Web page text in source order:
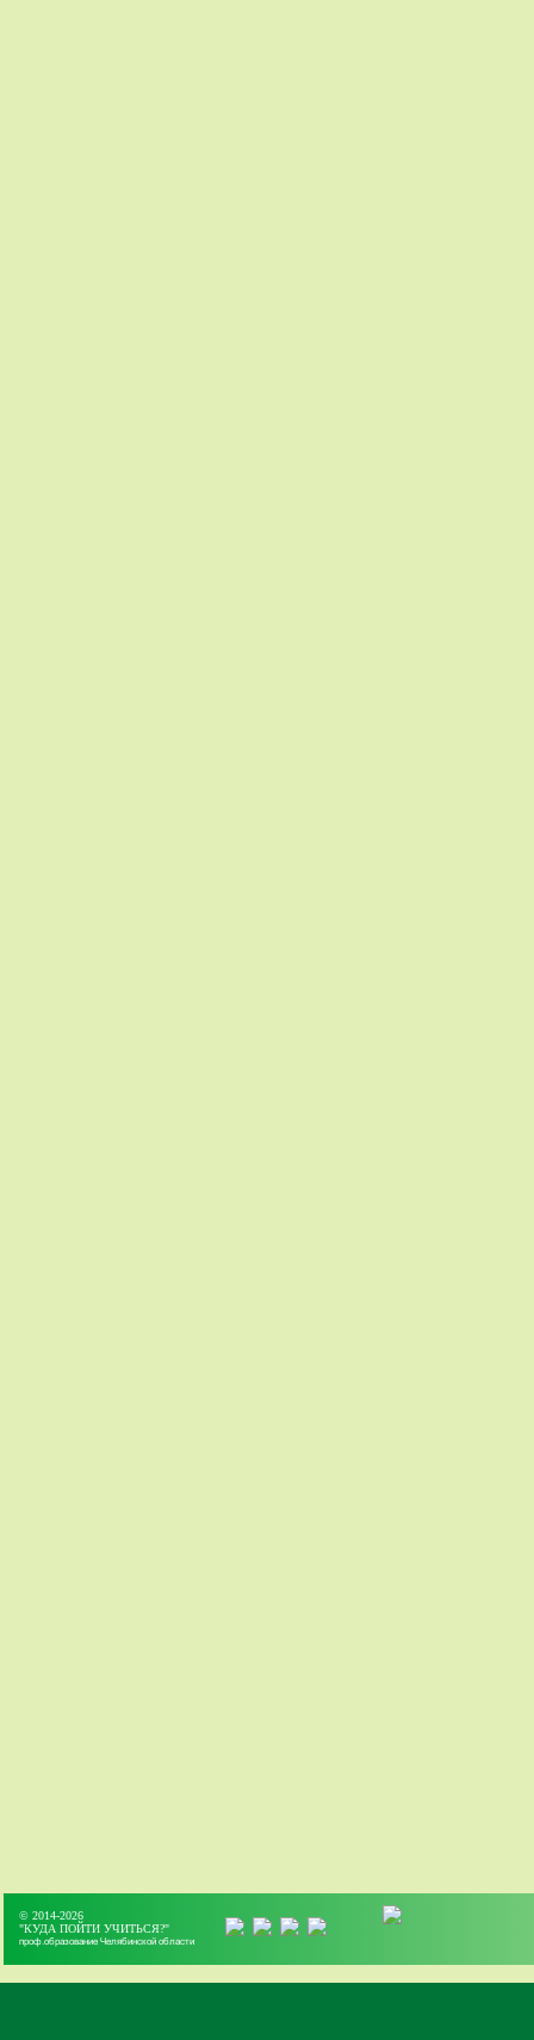
© 2014-2026
"КУДА ПОЙТИ УЧИТЬСЯ?"
проф.образование Челябинской области